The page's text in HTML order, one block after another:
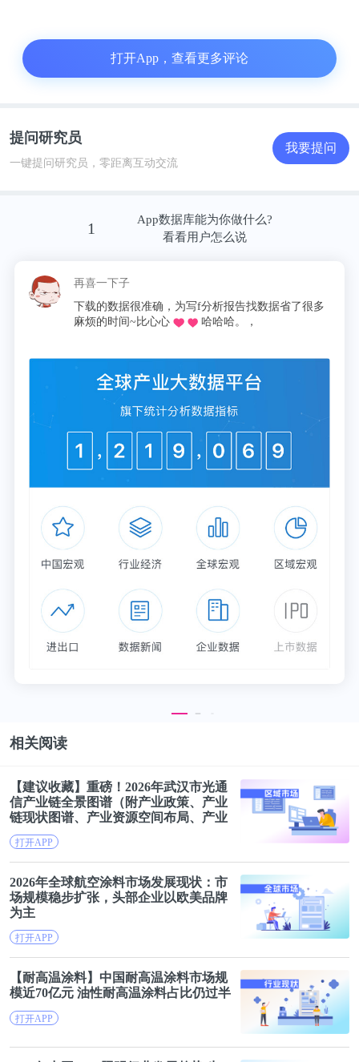
落地
图片
台都干失败了，我们还要干吗？
享……这些东西到底怎么搭？怎么建？
都说以项目为中心，以客户为中心，数字化到底要怎
么搞才能实现？
主数据与数据治理怎么做？房企要不要大数据团队？
能做什么？应该做什么？有什么价值？
大家都在搞BIM，是不是房企都得搞BIM？怎么搞？
物联网（Aiot）到底有没有用？这玩意很烧钱，要怎
么搞？
都说要提效减负，如何通过数字化提升组织效能？
数智化整合营销体系怎么建？有哪几块？是全部自己
营分析、决策能力
数字化投发？数字化研发（设计）？数字化产品及服
务？数字化供应链？数字化生产、建造怎么做？
供应商协同平台要不要建？有什么用？怎么建？如何
提升与分供方的协同效率？
什么是业务端到端？端到端应该怎么做？
项目运营管理的一体化应该怎么做？怎么实现业财税
一体化？实时资金计划怎么才能实现？
房企多元化很普遍，大会员怎么做？会员经营怎么
打开App，查看更多评论
提问研究员
一键提问研究员，零距离互动交流
我要提问
1
App数据库能为你做什么?
看看用户怎么说
再喜一下子
下载的数据很准确，为写f分析报告找数据省了很多
麻烦的时间~比心心
哈哈哈。，
相关阅读
【建议收藏】重磅！2026年武汉市光通
信产业链全景图谱（附产业政策、产业
链现状图谱、产业资源空间布局、产业
链发展规划）
打开APP
2026年全球航空涂料市场发展现状： 市
场规模稳步扩张，头部企业以欧美品牌
为主
打开APP
【耐高温涂料】中国耐高温涂料市场规
模近70亿元 油性耐高温涂料占比仍过半
打开APP